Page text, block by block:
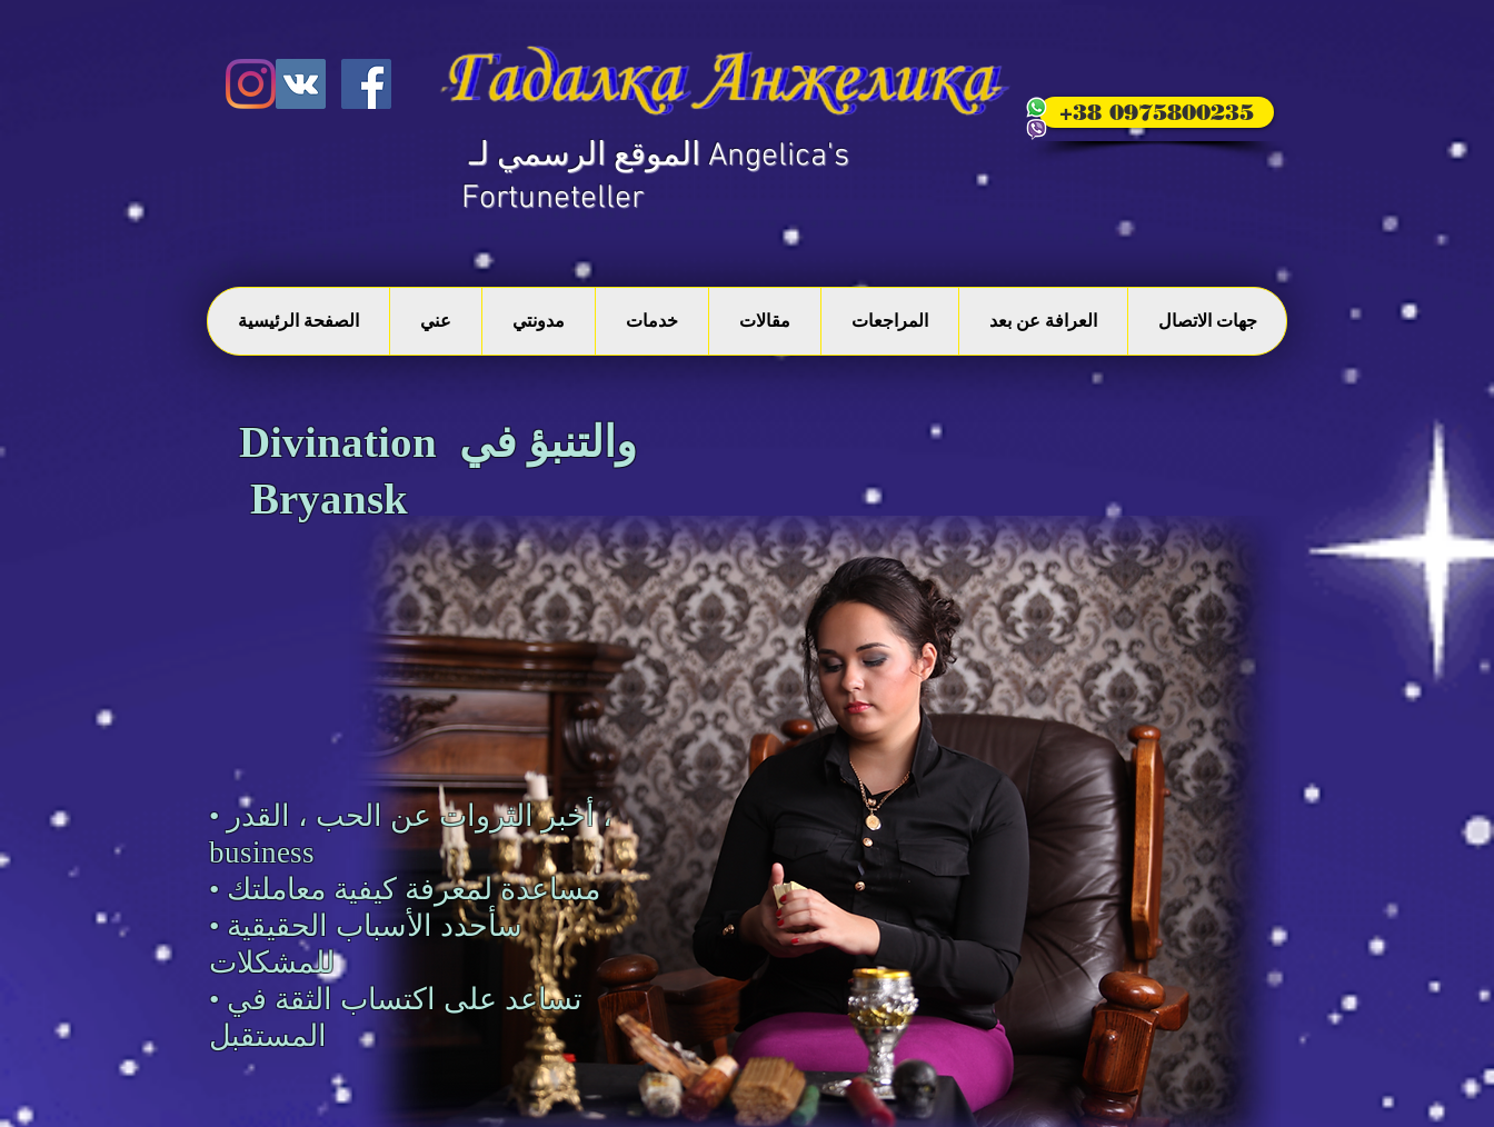
​ الموقع الرسمي لـ Angelica's
Fortuneteller
+38 0975800235
الصفحة الرئيسية عني مدونتي خدمات مقالات المراجعات العرافة عن بعد جهات الاتصال
• أخبر الثروات عن الحب ، القدر ،
business
• مساعدة لمعرفة كيفية معاملتك
• سأحدد الأسباب الحقيقية
للمشكلات
• تساعد على اكتساب الثقة في
المستقبل
Divination والتنبؤ في
Bryansk